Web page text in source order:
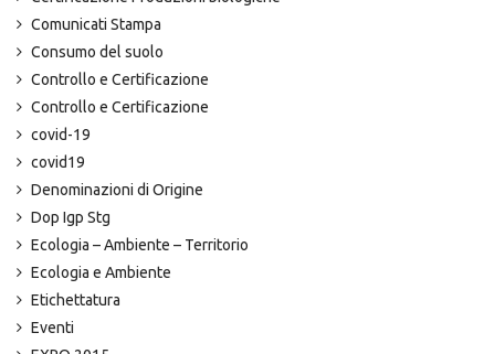
Comunicati Stampa
Consumo del suolo
Controllo e Certificazione
Controllo e Certificazione
covid-19
covid19
Denominazioni di Origine
Dop Igp Stg
Ecologia – Ambiente – Territorio
Ecologia e Ambiente
Etichettatura
Eventi